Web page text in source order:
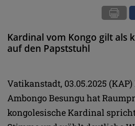
Kardinal vom Kongo gilt als
auf den Papststuhl
Vatikanstadt, 03.05.2025
Ambongo Besungu hat
kongolesische Kardinal